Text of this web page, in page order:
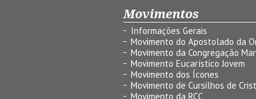
Movimentos
Informações Gerais
Movimento do Apostolado da
Movimento da Congregação
Movimento Eucarístico Jovem
Movimento dos Ícones
Movimento de Cursilhos de
Movimento da RCC